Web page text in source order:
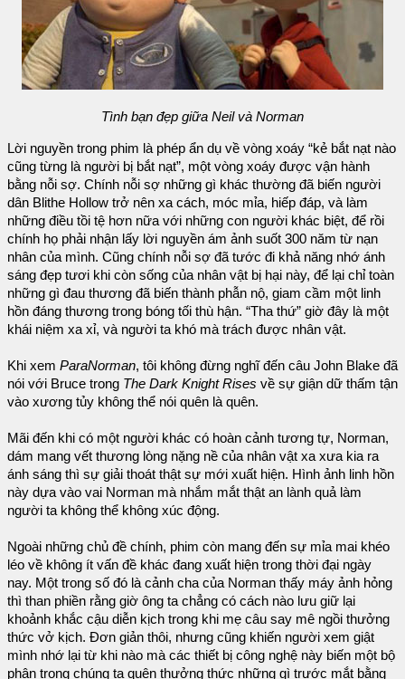
Tình bạn đẹp giữa Neil và Norman
Lời nguyền trong phim là phép ẩn dụ về vòng xoáy “kẻ bắt nạt nào
cũng từng là người bị bắt nạt”, một vòng xoáy được vận hành
bằng nỗi sợ. Chính nỗi sợ những gì khác thường đã biến người
dân Blithe Hollow trở nên xa cách, móc mỉa, hiếp đáp, và làm
những điều tồi tệ hơn nữa với những con người khác biệt, để rồi
chính họ phải nhận lấy lời nguyền ám ảnh suốt 300 năm từ nạn
nhân của mình. Cũng chính nỗi sợ đã tước đi khả năng nhớ ánh
sáng đẹp tươi khi còn sống của nhân vật bị hại này, để lại chỉ toàn
những gì đau thương đã biến thành phẫn nộ, giam cầm một linh
hồn đáng thương trong bóng tối thù hận. “Tha thứ” giờ đây là một
khái niệm xa xỉ, và người ta khó mà trách được nhân vật.
Khi xem ParaNorman, tôi không đừng nghĩ đến câu John Blake đã
nói với Bruce trong The Dark Knight Rises về sự giận dữ thấm tận
vào xương tủy không thể nói quên là quên.
Mãi đến khi có một người khác có hoàn cảnh tương tự, Norman,
dám mang vết thương lòng nặng nề của nhân vật xa xưa kia ra
ánh sáng thì sự giải thoát thật sự mới xuất hiện. Hình ảnh linh hồn
này dựa vào vai Norman mà nhắm mắt thật an lành quả làm
người ta không thể không xúc động.
Ngoài những chủ đề chính, phim còn mang đến sự mỉa mai khéo
léo về không ít vấn đề khác đang xuất hiện trong thời đại ngày
nay. Một trong số đó là cảnh cha của Norman thấy máy ảnh hỏng
thì than phiền rằng giờ ông ta chẳng có cách nào lưu giữ lại
khoảnh khắc cậu diễn kịch trong khi mẹ câu say mê ngồi thưởng
thức vở kịch. Đơn giản thôi, nhưng cũng khiến người xem giật
mình nhớ lại từ khi nào mà các thiết bị công nghệ này biến một bộ
phận trong chúng ta quên thưởng thức những gì trước mắt bằng